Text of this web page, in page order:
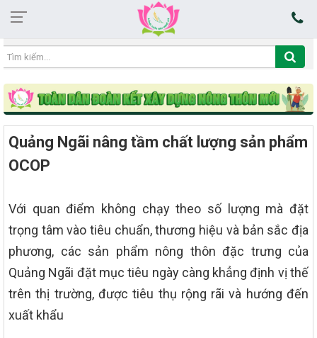
08:59:39 06/08/2026
Quảng Ngãi nâng tầm chất lượng sản phẩm
OCOP
Với quan điểm không chạy theo số lượng mà đặt
trọng tâm vào tiêu chuẩn, thương hiệu và bản sắc địa
phương, các sản phẩm nông thôn đặc trưng của
Quảng Ngãi đặt mục tiêu ngày càng khẳng định vị thế
trên thị trường, được tiêu thụ rộng rãi và hướng đến
xuất khẩu